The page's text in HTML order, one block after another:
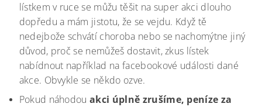
lístkem v ruce se můžu těšit na super akci dlouho
dopředu a mám jistotu, že se vejdu. Když tě
nedejbože schvátí choroba nebo se nachomýtne jiný
důvod, proč se nemůžeš dostavit, zkus lístek
nabídnout například na facebookové události dané
akce. Obvykle se někdo ozve.
Pokud náhodouakci úplně zrušíme, peníze za